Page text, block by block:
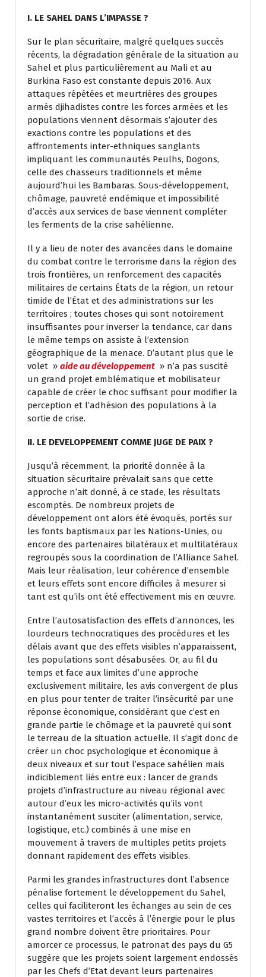
I. LE SAHEL DANS L’IMPASSE ?
Sur le plan sécuritaire, malgré quelques succès
récents, la dégradation générale de la situation au
Sahel et plus particulièrement au Mali et au
Burkina Faso est constante depuis 2016. Aux
attaques répétées et meurtrières des groupes
armés djihadistes contre les forces armées et les
populations viennent désormais s’ajouter des
exactions contre les populations et des
affrontements inter-ethniques sanglants
impliquant les communautés Peulhs, Dogons,
celle des chasseurs traditionnels et même
aujourd’hui les Bambaras. Sous-développement,
chômage, pauvreté endémique et impossibilité
d’accès aux services de base viennent compléter
les ferments de la crise sahélienne.
Il y a lieu de noter des avancées dans le domaine
du combat contre le terrorisme dans la région des
trois frontières, un renforcement des capacités
militaires de certains États de la région, un retour
timide de l’État et des administrations sur les
territoires ; toutes choses qui sont notoirement
insuffisantes pour inverser la tendance, car dans
le même temps on assiste à l’extension
géographique de la menace. D’autant plus que le
volet » aide au développement » n’a pas suscité
un grand projet emblématique et mobilisateur
capable de créer le choc suffisant pour modifier la
perception et l’adhésion des populations à la
sortie de crise.
II. LE DEVELOPPEMENT COMME JUGE DE PAIX ?
Jusqu’à récemment, la priorité donnée à la
situation sécuritaire prévalait sans que cette
approche n’ait donné, à ce stade, les résultats
escomptés. De nombreux projets de
développement ont alors été évoqués, portés sur
les fonts baptismaux par les Nations-Unies, ou
encore des partenaires bilatéraux et multilatéraux
regroupés sous la coordination de l’Alliance Sahel.
Mais leur réalisation, leur cohérence d’ensemble
et leurs effets sont encore difficiles à mesurer si
tant est qu’ils ont été effectivement mis en œuvre.
Entre l’autosatisfaction des effets d’annonces, les
lourdeurs technocratiques des procédures et les
délais avant que des effets visibles n’apparaissent,
les populations sont désabusées. Or, au fil du
temps et face aux limites d’une approche
exclusivement militaire, les avis convergent de plus
en plus pour tenter de traiter l’insécurité par une
réponse économique, considérant que c’est en
grande partie le chômage et la pauvreté qui sont
le terreau de la situation actuelle. Il s’agit donc de
créer un choc psychologique et économique à
deux niveaux et sur tout l’espace sahélien mais
indiciblement liés entre eux : lancer de grands
projets d’infrastructure au niveau régional avec
autour d’eux les micro-activités qu’ils vont
instantanément susciter (alimentation, service,
logistique, etc.) combinés à une mise en
mouvement à travers de multiples petits projets
donnant rapidement des effets visibles.
Parmi les grandes infrastructures dont l’absence
pénalise fortement le développement du Sahel,
celles qui faciliteront les échanges au sein de ces
vastes territoires et l’accès à l’énergie pour le plus
grand nombre doivent être prioritaires. Pour
amorcer ce processus, le patronat des pays du G5
suggère que les projets soient largement endossés
par les Chefs d’Etat devant leurs partenaires